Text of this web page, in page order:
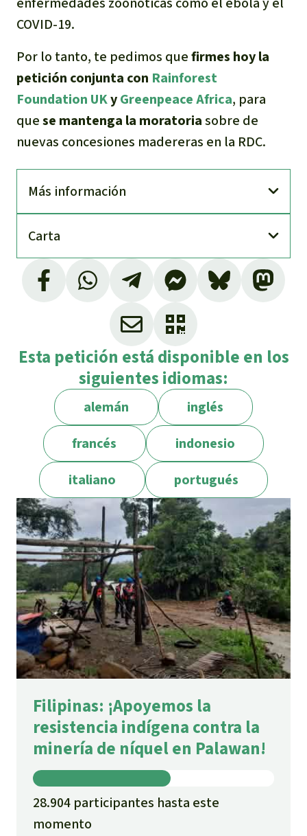
COVID-19.
Por lo tanto, te pedimos quefirmes hoy la
petición conjunta con Rainforest
Foundation UKyGreenpeace Africa, para
quese mantenga la moratoriasobre de
nuevas concesiones madereras en la RDC.
Más información
Carta
Esta petición está disponible en los
siguientes idiomas:
alemán
inglés
francés
indonesio
italiano
portugués
Filipinas: ¡Apoyemos la
resistencia indígena contra la
minería de níquel en Palawan!
28.904 participantes hasta este
momento